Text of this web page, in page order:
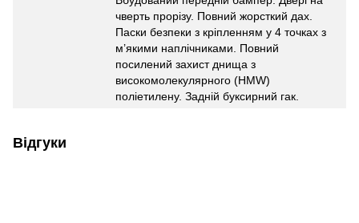
чверть прорізу. Повний жорсткий дах.
Паски безпеки з кріпленням у 4 точках з
м’якими наплічниками. Повний
посилений захист днища з
високомолекулярного (HMW)
поліетилену. Задній буксирний гак.
Відгуки